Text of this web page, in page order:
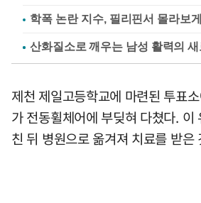
학폭 논란 지수, 필리핀서 몰라보
제천 제일고등학교에 마련된 투표
가 전동휠체어에 부딪혀 다쳤다. 이
친 뒤 병원으로 옮겨져 치료를 받은